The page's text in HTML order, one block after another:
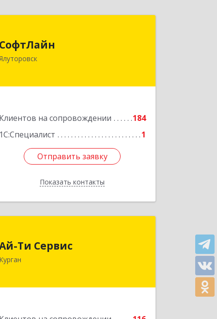
СофтЛайн
Клиентов на сопровождении
184
1С:Специалист
1
Отправить заявку
Показать контакты
627010, Тюменская обл, Ялуторовский
р-н, Ялуторовск г, Ленина ул, дом №
Отправить заявку
Назад
Ти Сервис
Курган
640032, Курганская обл, г.о. Город
Курган, Курган г, Бажова ул, дом № 49,